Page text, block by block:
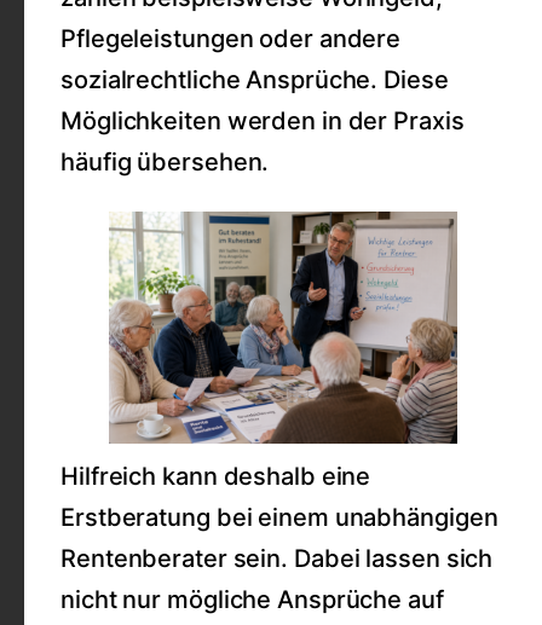
Pflegeleistungen oder andere
sozialrechtliche Ansprüche. Diese
Möglichkeiten werden in der Praxis
häufig übersehen.
Hilfreich kann deshalb eine
Erstberatung bei einem unabhängigen
Rentenberater sein. Dabei lassen sich
nicht nur mögliche Ansprüche auf